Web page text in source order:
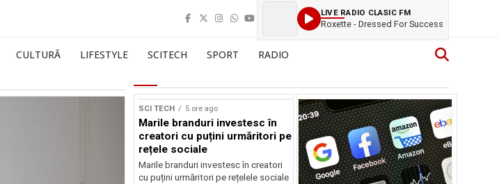
LIVE RADIO CLASIC FM
Roxette - Dressed For Success
CULTURĂ LIFESTYLE SCITECH SPORT RADIO
SCI TECH 5 ore ago
Marile branduri investesc în
creatori cu puțini urmăritori pe
rețele sociale
Marile branduri investesc în creatori
cu puțini urmăritori pe rețelele sociale